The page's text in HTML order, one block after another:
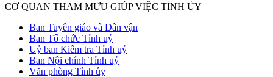
CƠ QUAN THAM MƯU GIÚP VIỆC TỈNH ỦY
Ban Tuyên giáo và Dân vận
Ban Tổ chức Tỉnh uỷ
Uỷ ban Kiểm tra Tỉnh uỷ
Ban Nội chính Tỉnh uỷ
Văn phòng Tỉnh ủy